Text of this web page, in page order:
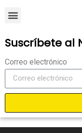
Suscríbete al
Correo electrónico